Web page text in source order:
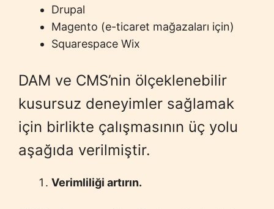
Drupal
Magento (e-ticaret mağazaları için)
Squarespace Wix
DAM ve CMS’nin ölçeklenebilir
kusursuz deneyimler sağlamak
için birlikte çalışmasının üç yolu
aşağıda verilmiştir.
Verimliliği artırın.